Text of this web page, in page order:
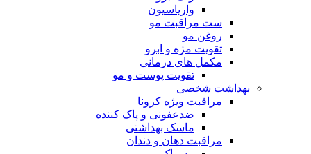
واریاسیون
ست مراقبت مو
روغن مو
تقویت مژه و ابرو
مکمل های درمانی
تقویت پوست و مو
بهداشت شخصی
مراقبت ویژه کرونا
ضدعفونی و پاک کننده
ماسک بهداشتی
مراقبت دهان و دندان